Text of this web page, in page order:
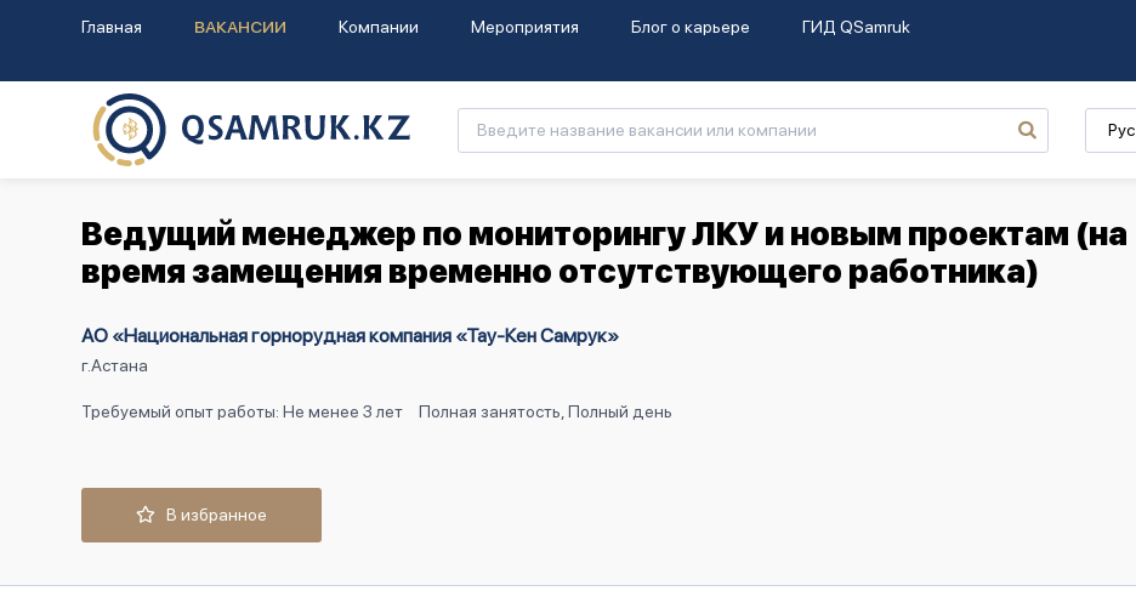
Главная ВАКАНСИИ Компании Мероприятия Блог о карьере ГИД QSamruk
Рус
Ведущий менеджер по мониторингу ЛКУ и новым проектам (на
время замещения временно отсутствующего работника)
АО «Национальная горнорудная компания «Тау-Кен Самрук»
г.Астана
Требуемый опыт работы: Не менее 3 лет Полная занятость, Полный день
В избранное